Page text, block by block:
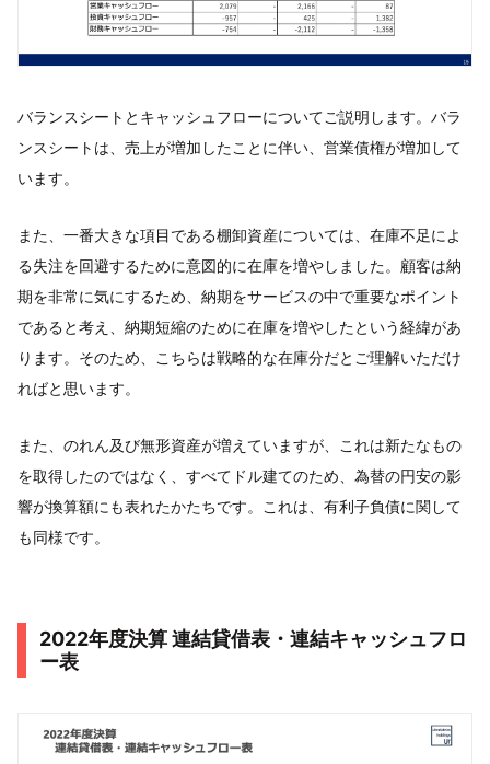
バランスシートとキャッシュフローについてご説明します。バラ
ンスシートは、売上が増加したことに伴い、営業債権が増加して
います。
また、一番大きな項目である棚卸資産については、在庫不足によ
る失注を回避するために意図的に在庫を増やしました。顧客は納
期を非常に気にするため、納期をサービスの中で重要なポイント
であると考え、納期短縮のために在庫を増やしたという経緯があ
ります。そのため、こちらは戦略的な在庫分だとご理解いただけ
ればと思います。
また、のれん及び無形資産が増えていますが、これは新たなもの
を取得したのではなく、すべてドル建てのため、為替の円安の影
響が換算額にも表れたかたちです。これは、有利子負債に関して
も同様です。
2022年度決算 連結貸借表・連結キャッシュフロ
ー表